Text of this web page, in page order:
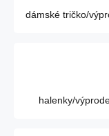
dámské tričko/
halenky/